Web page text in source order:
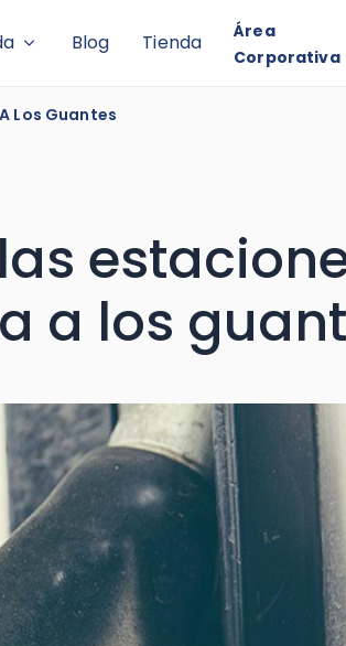
Blog Tienda
Área
Corporativa
Los Guantes
a los